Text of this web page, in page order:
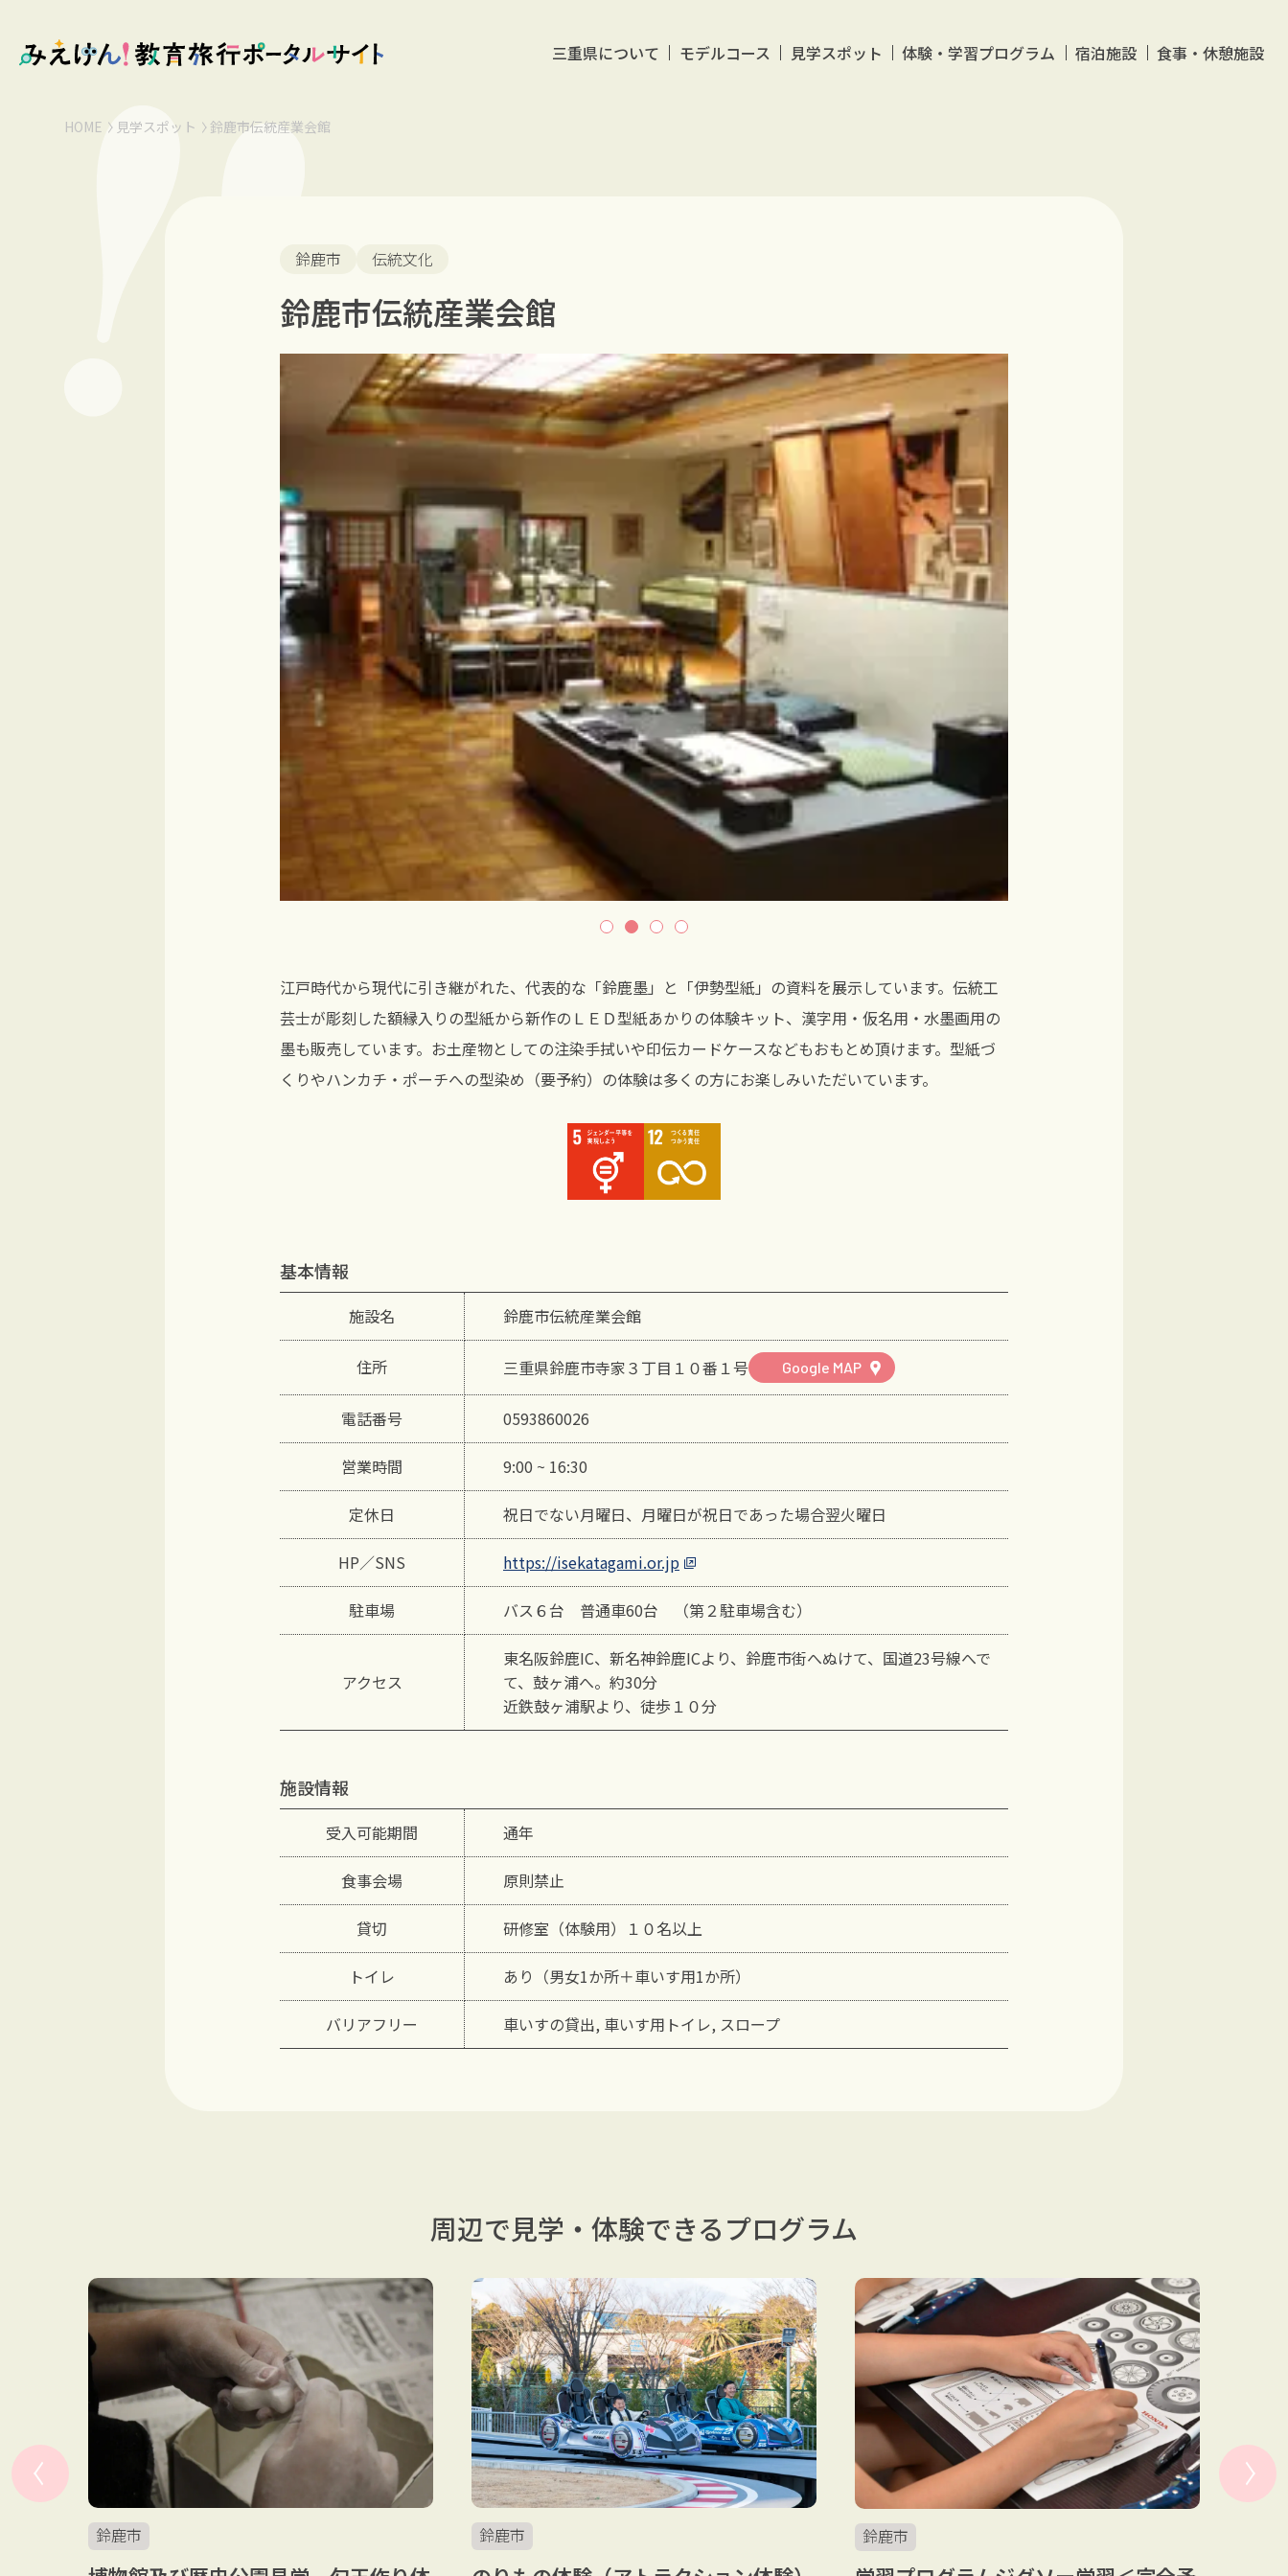
三重県について モデルコース 見学スポット 体験・学習プログラム 宿泊施設 食事・休憩施設
HOME 見学スポット 鈴鹿市伝統産業会館
鈴鹿市 伝統文化
鈴鹿市伝統産業会館
江戸時代から現代に引き継がれた、代表的な「鈴鹿墨」と「伊勢型紙」の資料を展示しています。伝統工
芸士が彫刻した額縁入りの型紙から新作のＬＥＤ型紙あかりの体験キット、漢字用・仮名用・水墨画用の
墨も販売しています。お土産物としての注染手拭いや印伝カードケースなどもおもとめ頂けます。型紙づ
くりやハンカチ・ポーチへの型染め（要予約）の体験は多くの方にお楽しみいただいています。
基本情報
施設名 鈴鹿市伝統産業会館
住所 三重県鈴鹿市寺家３丁目１０番１号 Google MAP
電話番号 0593860026
営業時間 9:00 ~ 16:30
定休日 祝日でない月曜日、月曜日が祝日であった場合翌火曜日
HP／SNS https://isekatagami.or.jp
駐車場 バス６台 普通車60台 （第２駐車場含む）
アクセス
東名阪鈴鹿IC、新名神鈴鹿ICより、鈴鹿市街へぬけて、国道23号線へで
て、鼓ヶ浦へ。約30分
近鉄鼓ヶ浦駅より、徒歩１０分
施設情報
受入可能期間 通年
食事会場 原則禁止
貸切 研修室（体験用）１０名以上
トイレ あり（男女1か所＋車いす用1か所）
バリアフリー 車いすの貸出, 車いす用トイレ, スロープ
周辺で見学・体験できるプログラム
鈴鹿市 鈴鹿市 鈴鹿市